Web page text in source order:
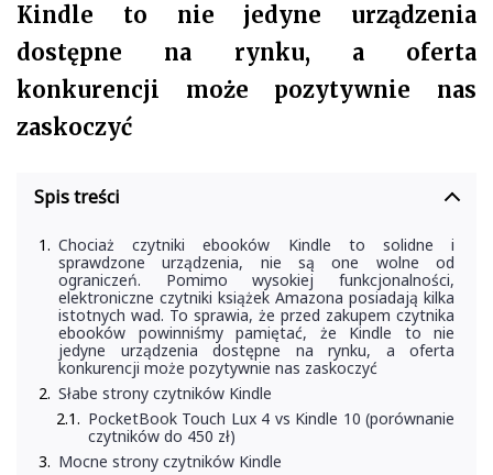
Kindle to nie jedyne urządzenia
dostępne na rynku, a oferta
konkurencji może pozytywnie nas
zaskoczyć
Spis treści
Chociaż czytniki ebooków Kindle to solidne i
sprawdzone urządzenia, nie są one wolne od
ograniczeń. Pomimo wysokiej funkcjonalności,
elektroniczne czytniki książek Amazona posiadają kilka
istotnych wad. To sprawia, że przed zakupem czytnika
ebooków powinniśmy pamiętać, że Kindle to nie
jedyne urządzenia dostępne na rynku, a oferta
konkurencji może pozytywnie nas zaskoczyć
Słabe strony czytników Kindle
PocketBook Touch Lux 4 vs Kindle 10 (porównanie
czytników do 450 zł)
Mocne strony czytników Kindle